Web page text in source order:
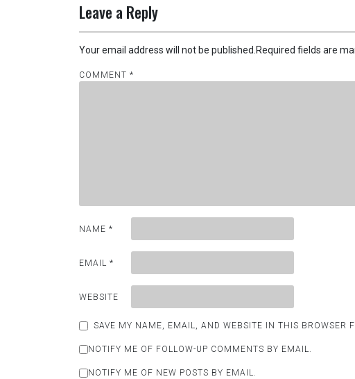
Leave a Reply
Your email address will not be published. Required fields are
COMMENT *
NAME *
EMAIL *
WEBSITE
SAVE MY NAME, EMAIL, AND WEBSITE IN THIS BROWSER
NOTIFY ME OF FOLLOW-UP COMMENTS BY EMAIL.
NOTIFY ME OF NEW POSTS BY EMAIL.